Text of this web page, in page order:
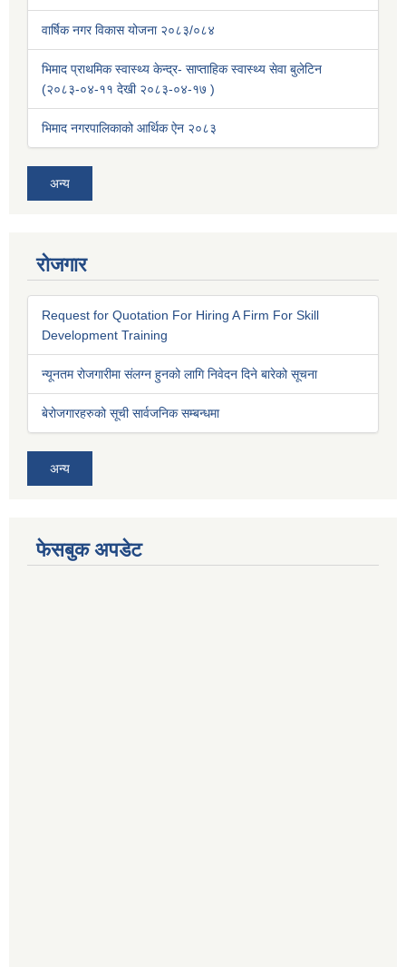
वार्षिक नगर विकास योजना २०८३/०८४
भिमाद प्राथमिक स्वास्थ्य केन्द्र- साप्ताहिक स्वास्थ्य सेवा बुलेटिन
(२०८३-०४-११ देखी २०८३-०४-१७ )
भिमाद नगरपालिकाको आर्थिक ऐन २०८३
अन्य
रोजगार
Request for Quotation For Hiring A Firm For Skill
Development Training
न्यूनतम रोजगारीमा संलग्न हुनको लागि निवेदन दिने बारेको सूचना
बेरोजगारहरुको सूची सार्वजनिक सम्बन्धमा
अन्य
फेसबुक अपडेट